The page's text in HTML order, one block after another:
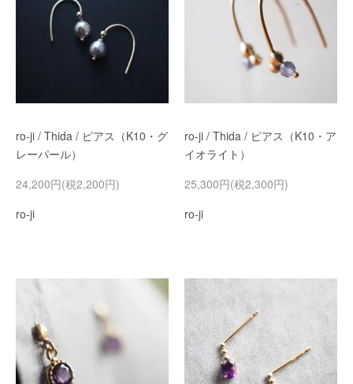
ro-ji / Thida / ピアス（K10・グ
レーパール）
24,200円(税2,200円)
ro-ji
ro-ji / Thida / ピアス（K10・ア
イオライト）
25,300円(税2,300円)
ro-ji